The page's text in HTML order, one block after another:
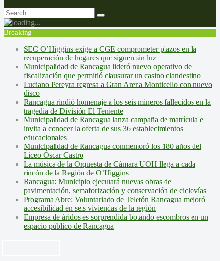
Breaking
SEC O’Higgins exige a CGE comprometer plazos en la
recuperación de hogares que siguen sin luz
Municipalidad de Rancagua lideró nuevo operativo de
fiscalización que permitió clausurar un casino clandestino
Luciano Pereyra regresa a Gran Arena Monticello con nuevo
disco
Rancagua rindió homenaje a los seis mineros fallecidos en la
tragedia de División El Teniente
Municipalidad de Rancagua lanza campaña de matrícula e
invita a conocer la oferta de sus 36 establecimientos
educacionales
Municipalidad de Rancagua conmemoró los 180 años del
Liceo Óscar Castro
La música de la Orquesta de Cámara UOH llega a cada
rincón de la Región de O’Higgins
Rancagua: Municipio ejecutará nuevas obras de
pavimentación, semaforización y conservación de ciclovías
Programa Abre: Voluntariado de Teletón Rancagua mejoró
accesibilidad en seis viviendas de la región
Empresa de áridos es sorprendida botando escombros en un
espacio público de Rancagua